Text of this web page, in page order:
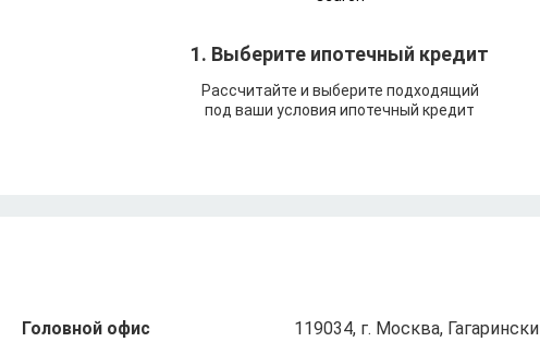
1. Выберите ипотечный кредит
Рассчитайте и выберите подходящий
под ваши условия ипотечный кредит
Головной офис
119034, г. Москва,